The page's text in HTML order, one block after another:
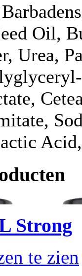
Oil,
Urea,
Strong
te zien